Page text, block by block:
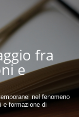
fra
e
nel fenomeno
e formazione di